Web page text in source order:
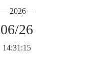
— 2026—
06/26
14:31:15